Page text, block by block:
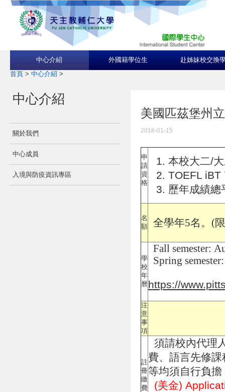
中心介紹 外國籍學位生 赴姊妹校交換
首頁 > 中心介紹 >
中心介紹
關於我們
中心成員
入境與防疫資訊專區
美國匹茲堡州
2018-01-15
申
請
資
格
本校大二/
TOEFL iBT
歷年成績總
名
額
全學年5名。(
學
校
年
曆
Fall semester:
Spring
https://
注
意
事
項
註
冊
繳
費
須請校內代理
費、語言先修
等均須自行負擔
(美金)